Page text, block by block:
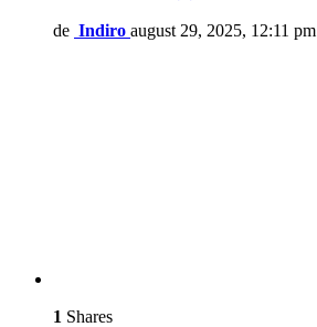
de Indiro august 29, 2025, 12:11 pm
1 Shares